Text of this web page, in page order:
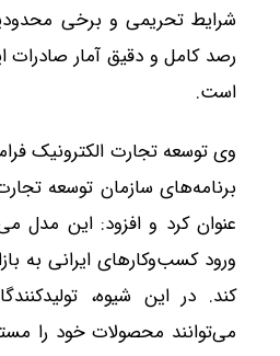
شرایط تحریمی و برخی
رصد کامل و دقیق آمار صادرات
است.
وی توسعه تجارت الکترونیک
برنامه‌های سازمان توسعه
عنوان کرد و افزود: این مدل
ورود کسب‌وکارهای ایرانی به
کند. در این شیوه،
می‌توانند محصولات خود را